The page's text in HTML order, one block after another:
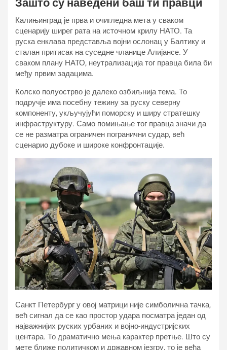
Зашто су наведени баш ти правци
Калињинград је прва и очигледна мета у сваком
сценарију ширег рата на источном крилу НАТО. Та
руска енклава представља војни ослонац у Балтику и
сталан притисак на суседне чланице Алијансе. У
сваком плану НАТО, неутрализација тог правца била би
међу првим задацима.
Колско полуострво је далеко озбиљнија тема. То
подручје има посебну тежину за руску северну
компоненту, укључујући поморску и ширу стратешку
инфраструктуру. Само помињање тог правца значи да
се не разматра ограничен погранични судар, већ
сценарио дубоке и широке конфронтације.
Санкт Петербург у овој матрици није симболична тачка,
већ сигнал да се као простор удара посматра један од
најважнијих руских урбаних и војно-индустријских
центара. То драматично мења карактер претње. Што су
мете ближе политичком и државном језгру, то је већа